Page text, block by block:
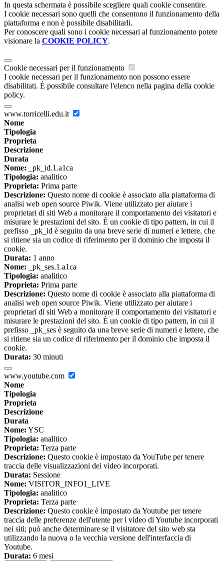
In questa schermata è possibile scegliere quali cookie consentire.
I cookie necessari sono quelli che consentono il funzionamento della
piattaforma e non è possibile disabilitarli.
Per conoscere quali sono i cookie necessari al funzionamento potete
visionare la COOKIE POLICY.
Cookie necessari per il funzionamento
I cookie necessari per il funzionamento non possono essere
disabilitati. È possibile consultare l'elenco nella pagina della cookie
policy.
www.torricelli.edu.it
Nome
Tipologia
Proprieta
Descrizione
Durata
Nome: _pk_id.1.a1ca
Tipologia: analitico
Proprieta: Prima parte
Descrizione: Questo nome di cookie è associato alla piattaforma di
analisi web open source Piwik. Viene utilizzato per aiutare i
proprietari di siti Web a monitorare il comportamento dei visitatori e
misurare le prestazioni del sito. È un cookie di tipo pattern, in cui il
prefisso _pk_id è seguito da una breve serie di numeri e lettere, che
si ritiene sia un codice di riferimento per il dominio che imposta il
cookie.
Durata: 1 anno
Nome: _pk_ses.1.a1ca
Tipologia: analitico
Proprieta: Prima parte
Descrizione: Questo nome di cookie è associato alla piattaforma di
analisi web open source Piwik. Viene utilizzato per aiutare i
proprietari di siti Web a monitorare il comportamento dei visitatori e
misurare le prestazioni del sito. È un cookie di tipo pattern, in cui il
prefisso _pk_ses è seguito da una breve serie di numeri e lettere, che
si ritiene sia un codice di riferimento per il dominio che imposta il
cookie.
Durata: 30 minuti
www.youtube.com
Nome
Tipologia
Proprieta
Descrizione
Durata
Nome: YSC
Tipologia: analitico
Proprieta: Terza parte
Descrizione: Questo cookie è impostato da YouTube per tenere
traccia delle visualizzazioni dei video incorporati.
Durata: Sessione
Nome: VISITOR_INFO1_LIVE
Tipologia: analitico
Proprieta: Terza parte
Descrizione: Questo cookie è impostato da Youtube per tenere
traccia delle preferenze dell'utente per i video di Youtube incorporati
nei siti; può anche determinare se il visitatore del sito web sta
utilizzando la nuova o la vecchia versione dell'interfaccia di
Youtube.
Durata: 6 mesi